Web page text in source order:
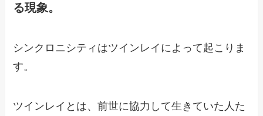
る現象。
シンクロニシティはツインレイによって起こりま
す。
ツインレイとは、前世に協力して生きていた人た